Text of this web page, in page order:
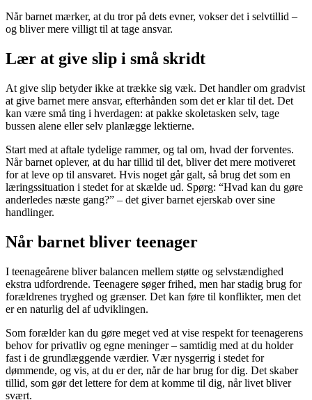
Når barnet mærker, at du tror på dets evner, vokser det i selvtillid –
og bliver mere villigt til at tage ansvar.
Lær at give slip i små skridt
At give slip betyder ikke at trække sig væk. Det handler om gradvist
at give barnet mere ansvar, efterhånden som det er klar til det. Det
kan være små ting i hverdagen: at pakke skoletasken selv, tage
bussen alene eller selv planlægge lektierne.
Start med at aftale tydelige rammer, og tal om, hvad der forventes.
Når barnet oplever, at du har tillid til det, bliver det mere motiveret
for at leve op til ansvaret. Hvis noget går galt, så brug det som en
læringssituation i stedet for at skælde ud. Spørg: “Hvad kan du gøre
anderledes næste gang?” – det giver barnet ejerskab over sine
handlinger.
Når barnet bliver teenager
I teenageårene bliver balancen mellem støtte og selvstændighed
ekstra udfordrende. Teenagere søger frihed, men har stadig brug for
forældrenes tryghed og grænser. Det kan føre til konflikter, men det
er en naturlig del af udviklingen.
Som forælder kan du gøre meget ved at vise respekt for teenagerens
behov for privatliv og egne meninger – samtidig med at du holder
fast i de grundlæggende værdier. Vær nysgerrig i stedet for
dømmende, og vis, at du er der, når de har brug for dig. Det skaber
tillid, som gør det lettere for dem at komme til dig, når livet bliver
svært.